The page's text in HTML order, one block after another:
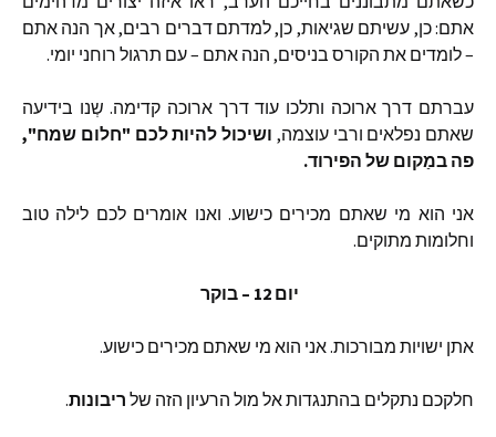
אתם:כן, עשיתם שגיאות, כן,למדתם דברים רבים,אך הנה אתם
–לומדים את הקורס בניסים, הנה אתם –עם תרגול רוחני יומי.
עברתם דרך ארוכה ותלכו עוד דרך ארוכה קדימה. שְנו בידיעה
שאתם נפלאים ורבי עוצמה, ושיכול להיותלכם "חלום שמח",
פה במַקום של הפירוד.
אני הוא מי שאתם מכירים כישוע. ואנו אומרים לכם לילה טוב
וחלומות מתוקים.
יום בוקר
אתן ישויות מבורכות.אני הוא מי שאתם מכירים כישוע.
חלקכם נתקלים בהתנגדותאל מול הרעיון הזה של ריבונות.